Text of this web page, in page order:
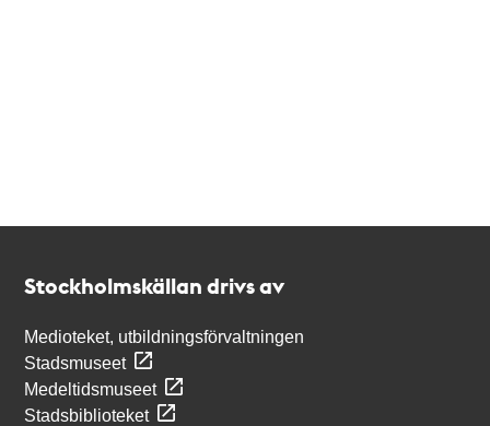
Stockholmskällan drivs av
Medioteket, utbildningsförvaltningen
Stadsmuseet
Medeltidsmuseet
Stadsbiblioteket